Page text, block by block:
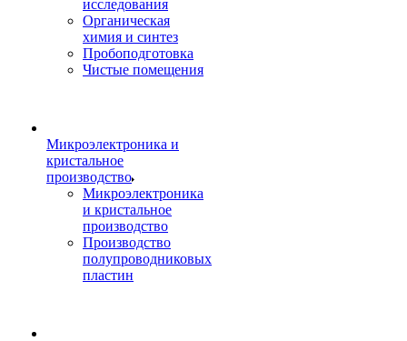
исследования
Органическая
химия и синтез
Пробоподготовка
Чистые помещения
Микроэлектроника и
кристальное
производство
Микроэлектроника
и кристальное
производство
Производство
полупроводниковых
пластин